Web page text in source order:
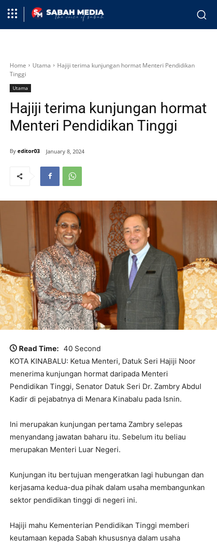
Home Utama
Hajiji terima kunjungan hormat Menteri Pendidikan
Tinggi
Utama
Hajiji terima kunjungan hormat
Menteri Pendidikan Tinggi
By editor03 January 8, 2024
Read Time: 40 Second
KOTA KINABALU: Ketua Menteri, Datuk Seri Hajiji Noor
menerima kunjungan hormat daripada Menteri
Pendidikan Tinggi, Senator Datuk Seri Dr. Zambry Abdul
Kadir di pejabatnya di Menara Kinabalu pada Isnin.
Ini merupakan kunjungan pertama Zambry selepas
menyandang jawatan baharu itu. Sebelum itu beliau
merupakan Menteri Luar Negeri.
Kunjungan itu bertujuan mengeratkan lagi hubungan dan
kerjasama kedua-dua pihak dalam usaha membangunkan
sektor pendidikan tinggi di negeri ini.
Hajiji mahu Kementerian Pendidikan Tinggi memberi
keutamaan kepada Sabah khususnya dalam usaha